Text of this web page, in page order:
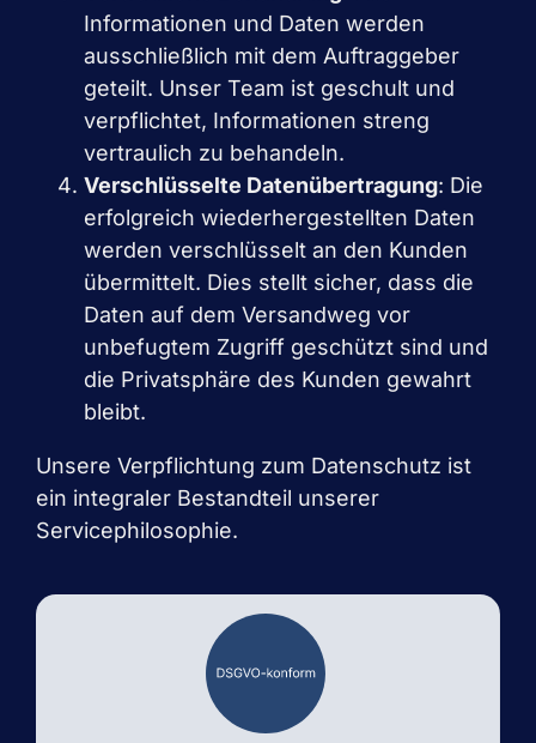
Informationen und Daten werden
ausschließlich mit dem Auftraggeber
geteilt. Unser Team ist geschult und
verpflichtet, Informationen streng
vertraulich zu behandeln.
Verschlüsselte Datenübertragung: Die
erfolgreich wiederhergestellten Daten
werden verschlüsselt an den Kunden
übermittelt. Dies stellt sicher, dass die
Daten auf dem Versandweg vor
unbefugtem Zugriff geschützt sind und
die Privatsphäre des Kunden gewahrt
bleibt.
Unsere Verpflichtung zum Datenschutz ist
ein integraler Bestandteil unserer
Servicephilosophie.